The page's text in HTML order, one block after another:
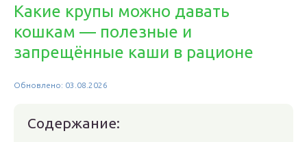
Какие крупы можно давать
кошкам — полезные и
запрещённые каши в рационе
Обновлено: 03.08.2026
Содержание: